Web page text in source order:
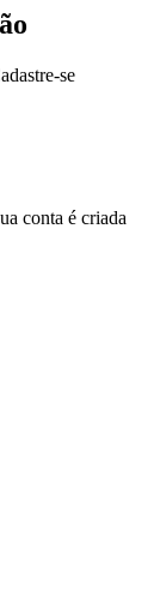
se
conta é criada